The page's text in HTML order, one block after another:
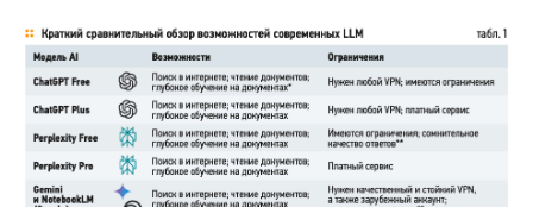
гидроизоляционным гипсовым раствором —
opus signinum.
Читайте по теме:
→
Влияние концентрации активного ила на скорость
потребления кислорода в системах биоочистки сточных
вод